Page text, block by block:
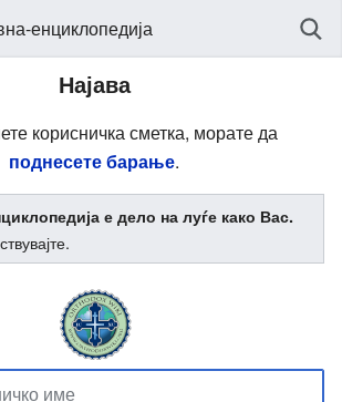
енциклопедија
Најава
корисничка сметка, морате да
поднесете барање.
е дело на луѓе како Вас.